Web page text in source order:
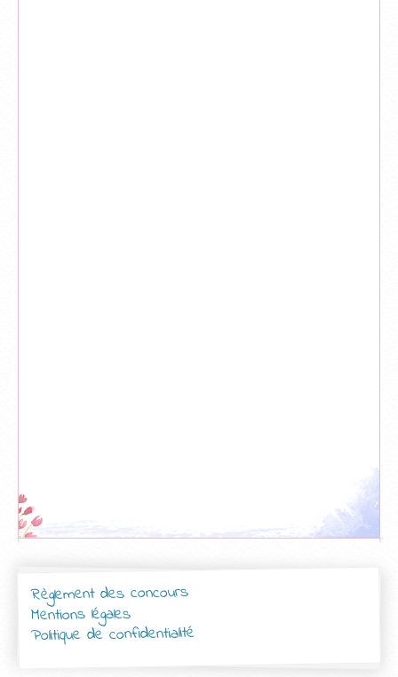
Règlement des concours
Mentions légales
Politique de confidentialité